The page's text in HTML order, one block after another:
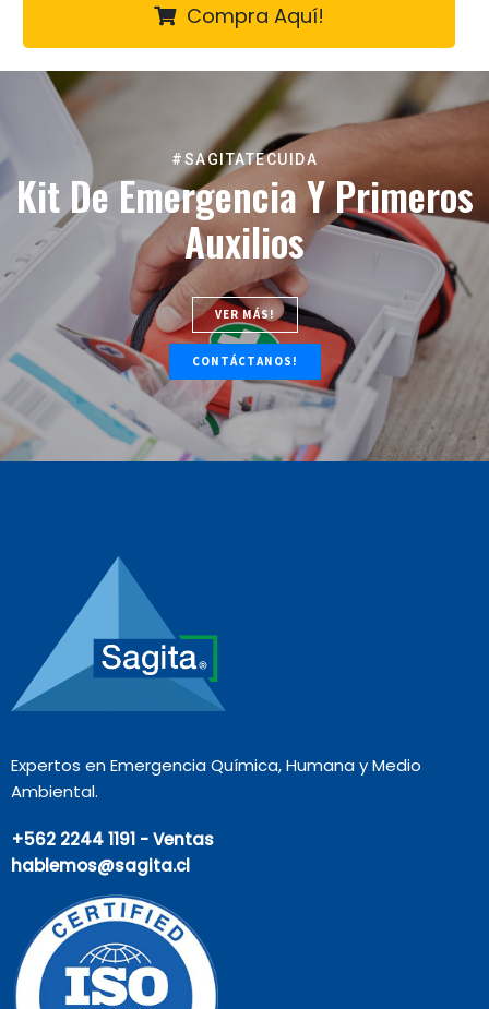
Compra Aquí!
#SAGITATECUIDA
Kit De Emergencia Y Primeros
Auxilios
VER MÁS!
CONTÁCTANOS!
Expertos en Emergencia Química, Humana y Medio
Ambiental.
+562 2244 1191 - Ventas
hablemos@sagita.cl